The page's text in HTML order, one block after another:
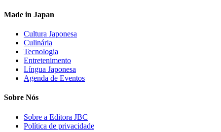
Made in Japan
Cultura Japonesa
Culinária
Tecnologia
Entretenimento
Língua Japonesa
Agenda de Eventos
Sobre Nós
Sobre a Editora JBC
Política de privacidade